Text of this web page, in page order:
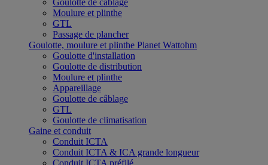
Goulotte de câblage
Moulure et plinthe
GTL
Passage de plancher
Goulotte, moulure et plinthe Planet Wattohm
Goulotte d'installation
Goulotte de distribution
Moulure et plinthe
Appareillage
Goulotte de câblage
GTL
Goulotte de climatisation
Gaine et conduit
Conduit ICTA
Conduit ICTA & ICA grande longueur
Conduit ICTA préfilé